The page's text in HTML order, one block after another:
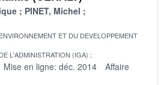
PINET, Michel
ET DU DEVELOPPEMENT
L'ADMINISTRATION (IGA)
Mise en ligne: déc. 2014
Affaire